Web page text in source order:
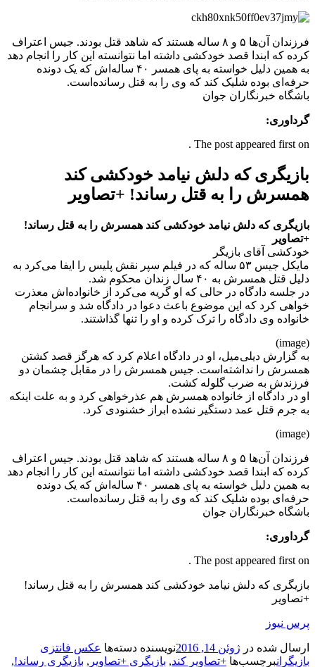
فرزندان آن‌ها ۵ و ۸ ساله هستند که شاهد قتل بودند. جیس اعتراف
کرده که ابندا قصد خودکشی داشته اما نتوانسته این کار را انجام دهد
به همین دلیل خواسته به پای همسر ۴۰ ساله‌اش که یک دونده
حرفه‌ای بوده شلیک کند که وی را به قتل رسانده‌است.
باشگاه خبرنگاران جوان
گرداوری:
The post appeared first on .
بازیگری که دلش نیامد خودکشی کند
همسرش را به قتل رساند! +تصاویر
بازیگری که دلش نیامد خودکشی کند همسرش را به قتل رساند!
+تصاویر
خودکشی آقای بازیگر
مایکل جیس ۵۳ ساله که در فیلم سپر نقش پلیس را ایفا می‌کرد به
دلیل قتل همسرش به ۴۰ سال زندان محکوم شد.
در جلسه دادگاه در حالی که او گریه می‌کرد از خانواده‌اش معذرت
خواهی کرد که این موضوع باعث دعوا در دادگاه شد و سرانجام
خانواده وی دادگاه را ترک کرده و او را تنها گذاشتند.
(image)
به گزارش دیلی‌میل، او در دادگاه اعلام کرد که هرگز قصد کشتن
همسرش را نداشته‌است. جیس همسرش را در مقابل چشمان دو
فرزندش به ضرب گلوله کشت.
او در دادگاه از خانواده همسرش هم عذرخواهی کرد و به علت اینکه
به جرم قتل عمد دستگیر نشده ابراز خشنودی کرد.
(image)
فرزندان آن‌ها ۵ و ۸ ساله هستند که شاهد قتل بودند. جیس اعتراف
کرده که ابندا قصد خودکشی داشته اما نتوانسته این کار را انجام دهد
به همین دلیل خواسته به پای همسر ۴۰ ساله‌اش که یک دونده
حرفه‌ای بوده شلیک کند که وی را به قتل رسانده‌است.
باشگاه خبرنگاران جوان
گرداوری:
The post appeared first on .
بازیگری که دلش نیامد خودکشی کند همسرش را به قتل رساند!
+تصاویر
پرس نیوز
ارسال شده در ژوئن 14, 2016 نویسنده دسته‌ها عکس فانتزی
بازیگرانبرچسب‌ها +تصاویر کند, بازیگری +تصاویر , بازیگری رساند!,